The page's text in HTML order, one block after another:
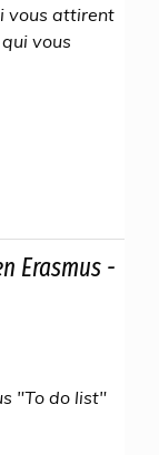
vous attirent
vous
Erasmus -
"To do list"